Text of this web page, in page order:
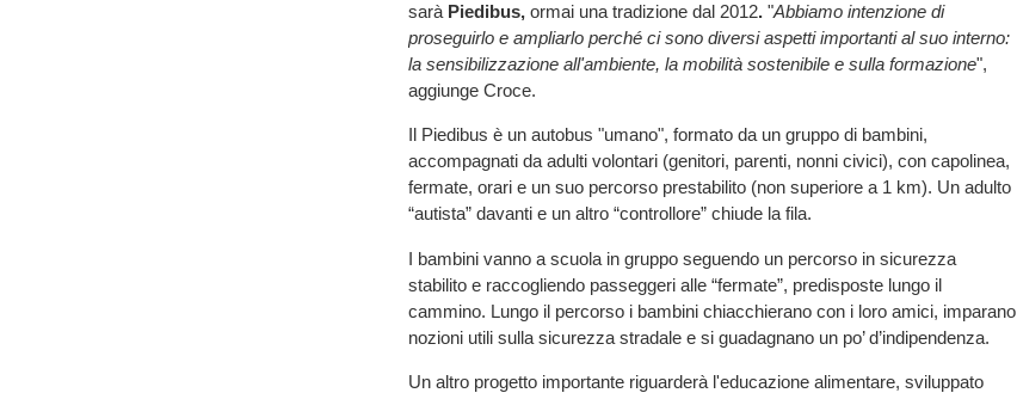
sarà Piedibus, ormai una tradizione dal 2012. "Abbiamo intenzione di
proseguirlo e ampliarlo perché ci sono diversi aspetti importanti al suo interno:
la sensibilizzazione all'ambiente, la mobilità sostenibile e sulla formazione",
aggiunge Croce.
Il Piedibus è un autobus "umano", formato da un gruppo di bambini,
accompagnati da adulti volontari (genitori, parenti, nonni civici), con capolinea,
fermate, orari e un suo percorso prestabilito (non superiore a 1 km). Un adulto
“autista” davanti e un altro “controllore” chiude la fila.
I bambini vanno a scuola in gruppo seguendo un percorso in sicurezza
stabilito e raccogliendo passeggeri alle “fermate”, predisposte lungo il
cammino. Lungo il percorso i bambini chiacchierano con i loro amici, imparano
nozioni utili sulla sicurezza stradale e si guadagnano un po’ d’indipendenza.
Un altro progetto importante riguarderà l'educazione alimentare, sviluppato